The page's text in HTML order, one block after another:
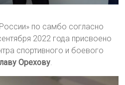
по самбо согласно
2022 года присвоено
спортивного и боевого
Орехову.